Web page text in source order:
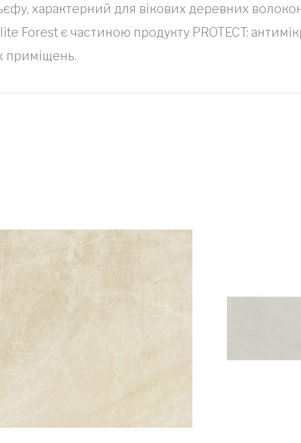
характерний для вікових деревних
Forest є частиною продукту PROTECT:
приміщень.